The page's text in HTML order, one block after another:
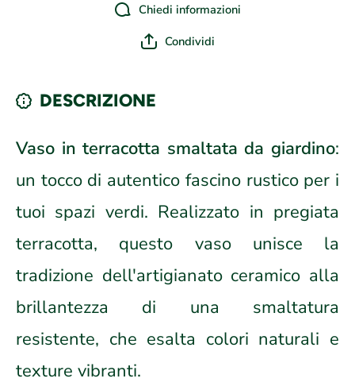
Chiedi informazioni
Condividi
DESCRIZIONE
Vaso in terracotta smaltata da giardino:
un tocco di autentico fascino rustico per i
tuoi spazi verdi. Realizzato in pregiata
terracotta, questo vaso unisce la
tradizione dell'artigianato ceramico alla
brillantezza di una smaltatura
resistente, che esalta colori naturali e
texture vibranti.